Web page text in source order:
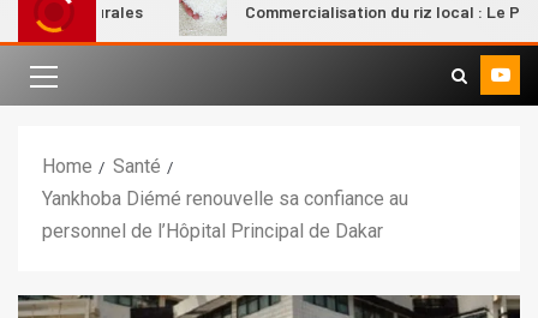
rurales Commercialisation du riz local : Le Premier
Home
Santé
Yankhoba Diémé renouvelle sa confiance au
personnel de l’Hôpital Principal de Dakar